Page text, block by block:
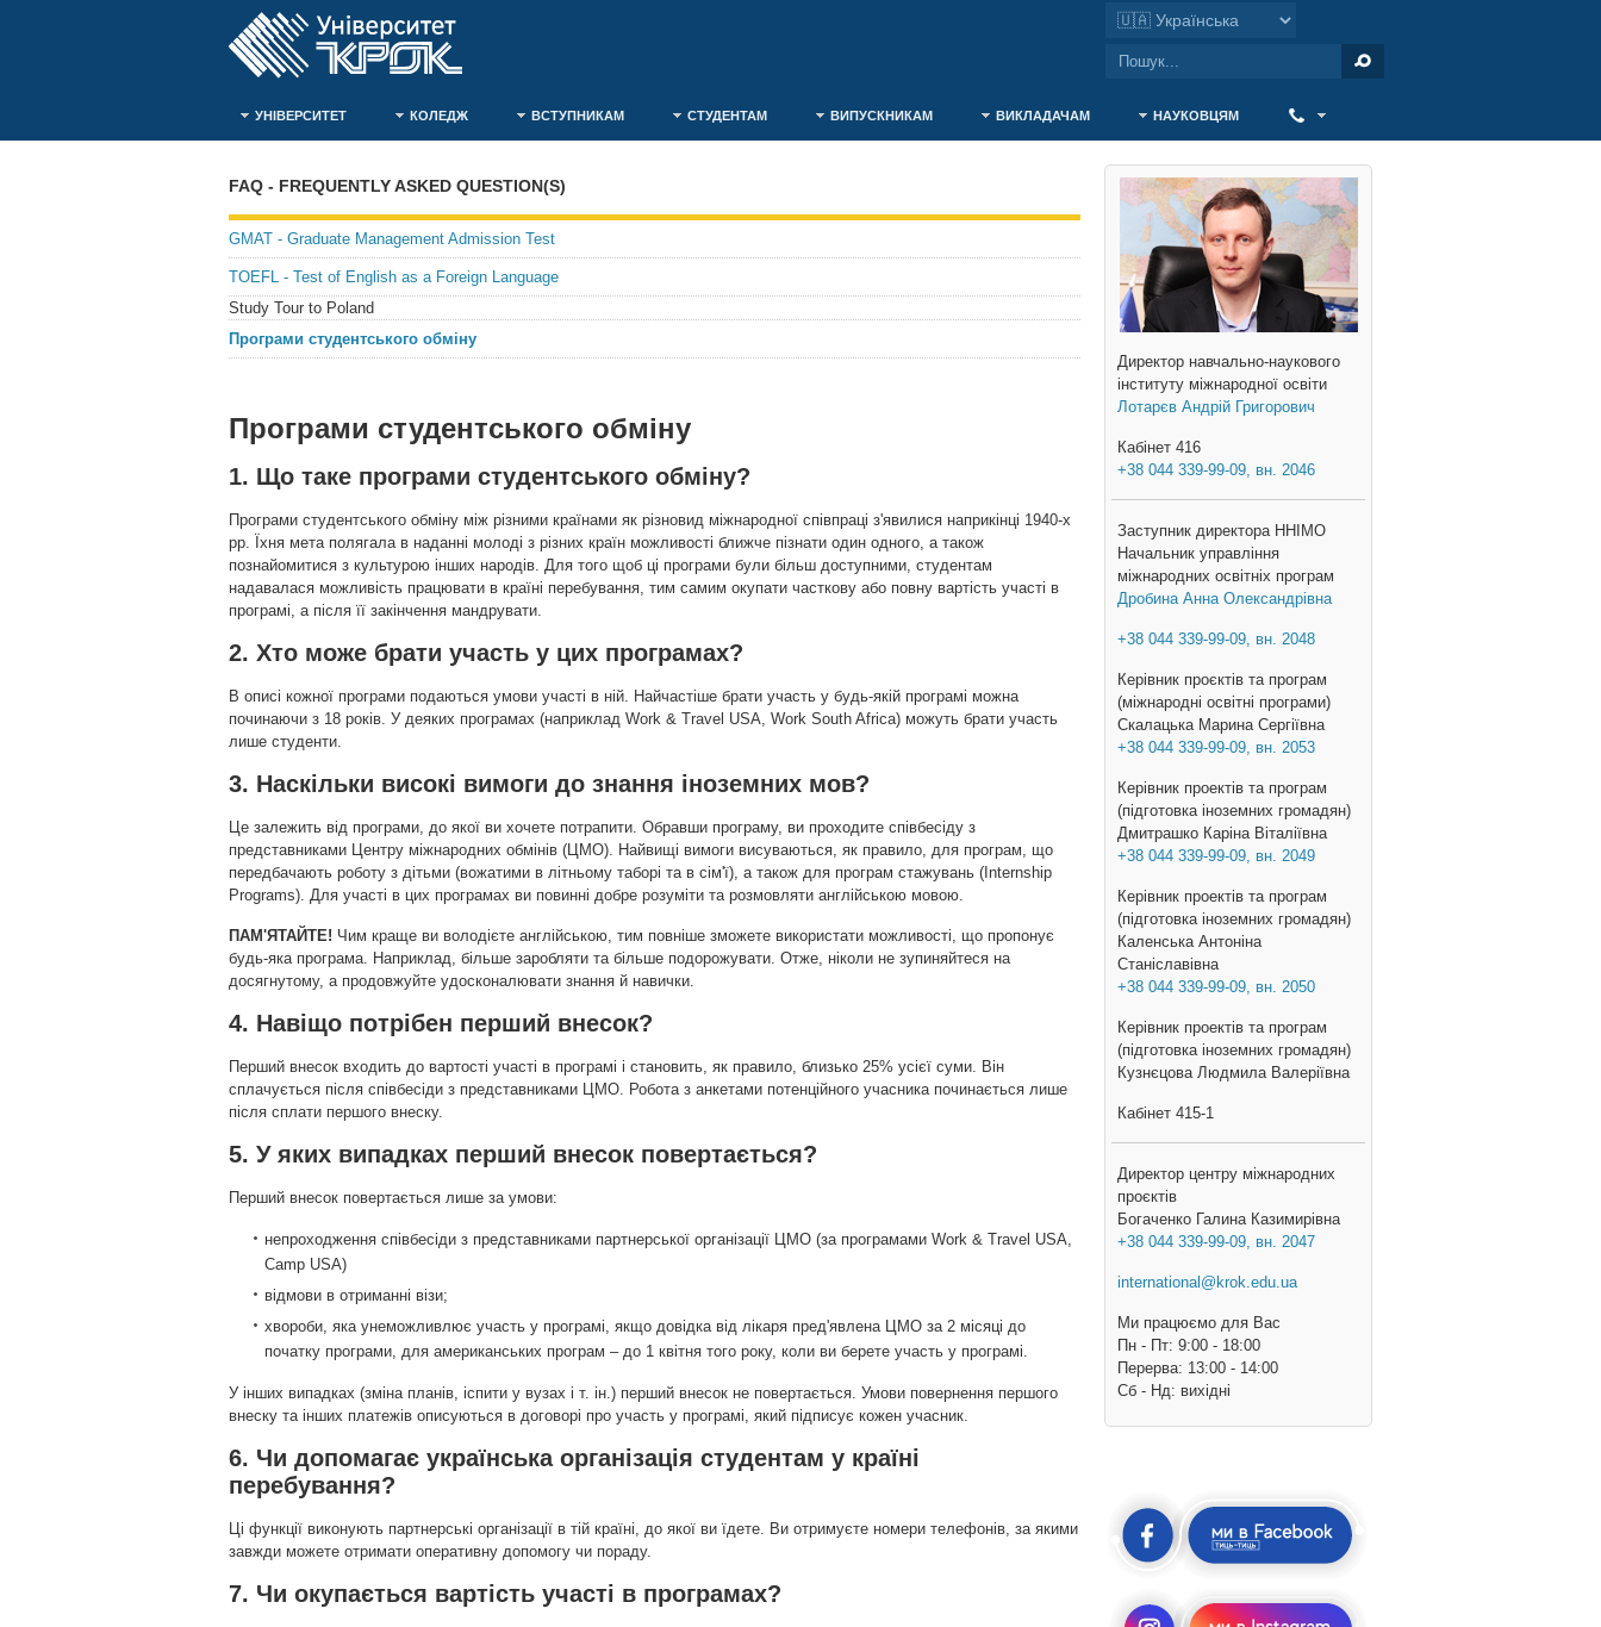
УНІВЕРСИТЕТ КОЛЕДЖ ВСТУПНИКАМ СТУДЕНТАМ ВИПУСКНИКАМ ВИКЛАДАЧАМ НАУКОВЦЯМ
FAQ - FREQUENTLY ASKED QUESTION(S)
GMAT - Graduate Management Admission Test
TOEFL - Test of English as a Foreign Language
Study Tour to Poland
Програми студентського обміну
Програми студентського обміну
1. Що таке програми студентського обміну?
Програми студентського обміну між різними країнами як різновид міжнародної співпраці з'явилися наприкінці 1940-х
рр. Їхня мета полягала в наданні молоді з різних країн можливості ближче пізнати один одного, а також
познайомитися з культурою інших народів. Для того щоб ці програми були більш доступними, студентам
надавалася можливість працювати в країні перебування, тим самим окупати часткову або повну вартість участі в
програмі, а після її закінчення мандрувати.
2. Хто може брати участь у цих програмах?
В описі кожної програми подаються умови участі в ній. Найчастіше брати участь у будь-якій програмі можна
починаючи з 18 років. У деяких програмах (наприклад Work & Travel USA, Work South Africa) можуть брати участь
лише студенти.
3. Наскільки високі вимоги до знання іноземних мов?
Це залежить від програми, до якої ви хочете потрапити. Обравши програму, ви проходите співбесіду з
представниками Центру міжнародних обмінів (ЦМО). Найвищі вимоги висуваються, як правило, для програм, що
передбачають роботу з дітьми (вожатими в літньому таборі та в сім'ї), а також для програм стажувань (Internship
Programs). Для участі в цих програмах ви повинні добре розуміти та розмовляти англійською мовою.
ПАМ'ЯТАЙТЕ! Чим краще ви володієте англійською, тим повніше зможете використати можливості, що пропонує
будь-яка програма. Наприклад, більше заробляти та більше подорожувати. Отже, ніколи не зупиняйтеся на
досягнутому, а продовжуйте удосконалювати знання й навички.
4. Навіщо потрібен перший внесок?
Перший внесок входить до вартості участі в програмі і становить, як правило, близько 25% усієї суми. Він
сплачується після співбесіди з представниками ЦМО. Робота з анкетами потенційного учасника починається лише
після сплати першого внеску.
5. У яких випадках перший внесок повертається?
Перший внесок повертається лише за умови:
непроходження співбесіди з представниками партнерської організації ЦМО (за програмами Work & Travel USA,
Camp USA)
відмови в отриманні візи;
хвороби, яка унеможливлює участь у програмі, якщо довідка від лікаря пред'явлена ЦМО за 2 місяці до
початку програми, для американських програм – до 1 квітня того року, коли ви берете участь у програмі.
У інших випадках (зміна планів, іспити у вузах і т. ін.) перший внесок не повертається. Умови повернення першого
внеску та інших платежів описуються в договорі про участь у програмі, який підписує кожен учасник.
6. Чи допомагає українська організація студентам у країні
перебування?
Ці функції виконують партнерські організації в тій країні, до якої ви їдете. Ви отримуєте номери телефонів, за якими
завжди можете отримати оперативну допомогу чи пораду.
7. Чи окупається вартість участі в програмах?
Директор навчально-наукового
інституту міжнародної освіти
Лотарєв Андрій Григорович
Кабінет 416
+38 044 339-99-09, вн. 2046
Заступник директора ННІМО
Начальник управління
міжнародних освітніх програм
Дробина Анна Олександрівна
+38 044 339-99-09, вн. 2048
Керівник проєктів та програм
(міжнародні освітні програми)
Скалацька Марина Сергіївна
+38 044 339-99-09, вн. 2053
Керівник проектів та програм
(підготовка іноземних громадян)
Дмитрашко Каріна Віталіївна
+38 044 339-99-09, вн. 2049
Керівник проектів та програм
(підготовка іноземних громадян)
Каленська Антоніна
Станіславівна
+38 044 339-99-09, вн. 2050
Керівник проектів та програм
(підготовка іноземних громадян)
Кузнєцова Людмила Валеріївна
Кабінет 415-1
Директор центру міжнародних
проєктів
Богаченко Галина Казимирівна
+38 044 339-99-09, вн. 2047
international@krok.edu.ua
Ми працюємо для Вас
Пн - Пт: 9:00 - 18:00
Перерва: 13:00 - 14:00
Cб - Нд: вихідні